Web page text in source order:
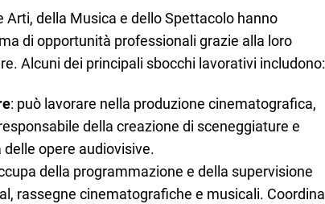
Arti, della Musica e dello Spettacolo hanno
di opportunità professionali grazie alla loro
Alcuni dei principali sbocchi lavorativi includono:
: può lavorare nella produzione cinematografica,
della creazione di sceneggiature e
opere audiovisive.
della programmazione e della supervisione
rassegne cinematografiche e musicali. Coordina